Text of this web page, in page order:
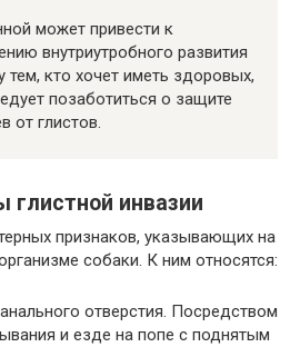
может привести к
внутриутробного развития
тем, кто хочет иметь здоровых,
позаботиться о защите
от глистов.
глистной инвазии
признаков, указывающих на
собаки. К ним относятся:
отверстия. Посредством
и езде на попе с поднятым